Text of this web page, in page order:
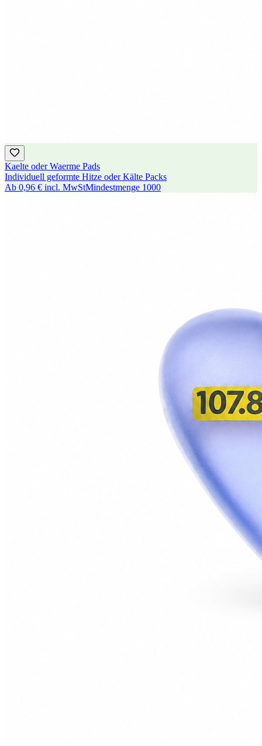
Kaelte oder Waerme Pads
Individuell geformte Hitze oder Kälte Packs
Ab 0,96 € incl. MwStMindestmenge 1000